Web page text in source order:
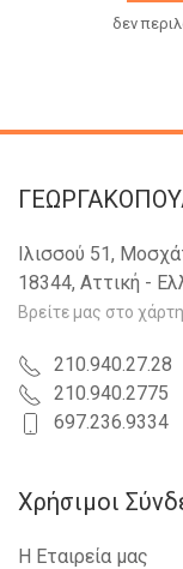
δεν
Ιλισσού 51,
18344, Αττική -
Βρείτε μας στο χάρτη
210.940.27.28
210.940.2775
697.236.9334
Χρήσιμοι
Η Εταιρεία μας